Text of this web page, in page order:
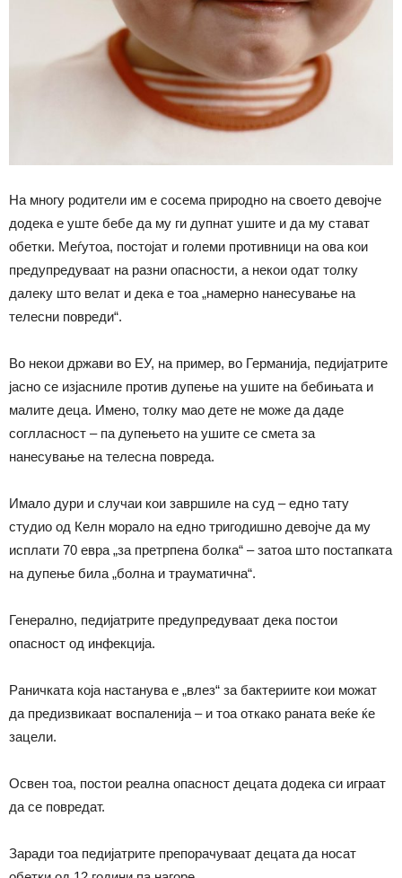
На многу родители им е сосема природно на своето девојче
додека е уште бебе да му ги дупнат ушите и да му стават
обетки. Меѓутоа, постојат и големи противници на ова кои
предупредуваат на разни опасности, а некои одат толку
далеку што велат и дека е тоа „намерно нанесување на
телесни повреди“.
Во некои држави во ЕУ, на пример, во Германија, педијатрите
јасно се изјасниле против дупење на ушите на бебињата и
малите деца. Имено, толку мао дете не може да даде
соглласност – па дупењето на ушите се смета за
нанесување на телесна повреда.
Имало дури и случаи кои завршиле на суд – едно тату
студио од Келн морало на едно тригодишно девојче да му
исплати 70 евра „за претрпена болка“ – затоа што постапката
на дупење била „болна и трауматична“.
Генерално, педијатрите предупредуваат дека постои
опасност од инфекција.
Раничката која настанува е „влез“ за бактериите кои можат
да предизвикаат воспаленија – и тоа откако раната веќе ќе
зацели.
Освен тоа, постои реална опасност децата додека си играат
да се повредат.
Заради тоа педијатрите препорачуваат децата да носат